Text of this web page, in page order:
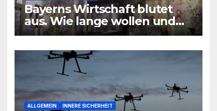
Bayerns Wirtschaft blutet
aus. Wie lange wollen und
können wir uns den
noch leisten?
ALLGEMEIN INNERE SICHERHEIT